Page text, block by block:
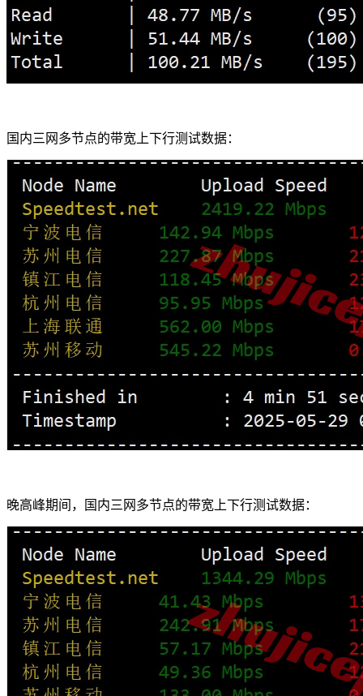
国内三网多节点的带宽上下行测试数据：
晚高峰期间，国内三网多节点的带宽上下行测试数据：